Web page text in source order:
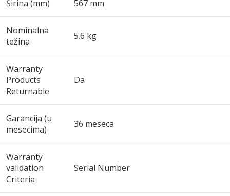
Širina (mm) 567 mm
Nominalna
težina
5.6 kg
Warranty
Products
Returnable
Da
Garancija (u
mesecima)
36 meseca
Warranty
validation
Criteria
Serial Number